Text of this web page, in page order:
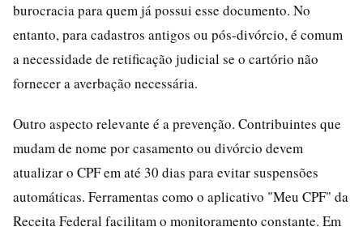
burocracia para quem já possui esse documento. No
entanto, para cadastros antigos ou pós-divórcio, é comum
a necessidade de retificação judicial se o cartório não
fornecer a averbação necessária.
Outro aspecto relevante é a prevenção. Contribuintes que
mudam de nome por casamento ou divórcio devem
atualizar o CPF em até 30 dias para evitar suspensões
automáticas. Ferramentas como o aplicativo "Meu CPF" da
Receita Federal facilitam o monitoramento constante. Em